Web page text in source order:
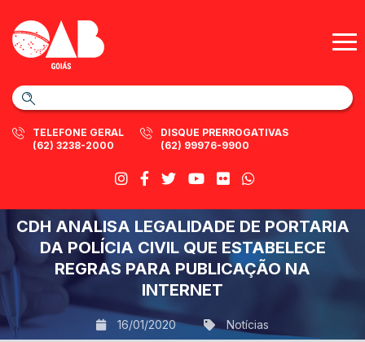
TELEFONE GERAL
(62) 3238-2000
DISQUE PRERROGATIVAS
(62) 99976-9900
CDH ANALISA LEGALIDADE DE PORTARIA
DA POLÍCIA CIVIL QUE ESTABELECE
REGRAS PARA PUBLICAÇÃO NA
INTERNET
16/01/2020 Notícias